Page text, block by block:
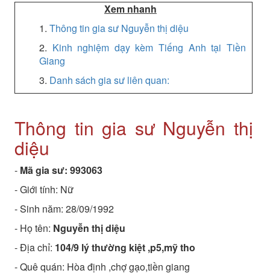
Xem nhanh
1. Thông tin gia sư Nguyễn thị diệu
2. Kinh nghiệm dạy kèm Tiếng Anh tại Tiền
Giang
3. Danh sách gia sư liên quan:
Thông tin gia sư Nguyễn thị
diệu
- Mã gia sư: 993063
- Giới tính: Nữ
- Sinh năm: 28/09/1992
- Họ tên: Nguyễn thị diệu
- Địa chỉ: 104/9 lý thường kiệt ,p5,mỹ tho
- Quê quán: Hòa định ,chợ gạo,tiền giang